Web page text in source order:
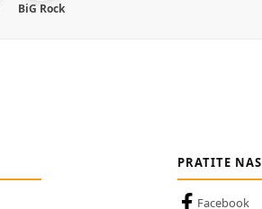
BiG Rock
PRATITE NAS
Facebook